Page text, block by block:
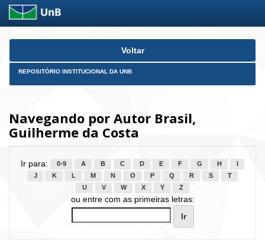
Skip
Voltar
REPOSITÓRIO INSTITUCIONAL DA UNB
Navegando por Autor Brasil,
Guilherme da Costa
Ir para: 0-9 A B C D E F G H
J
K L M N O P Q R S
T
U
V W X Y Z
ou entre com as primeiras letras: